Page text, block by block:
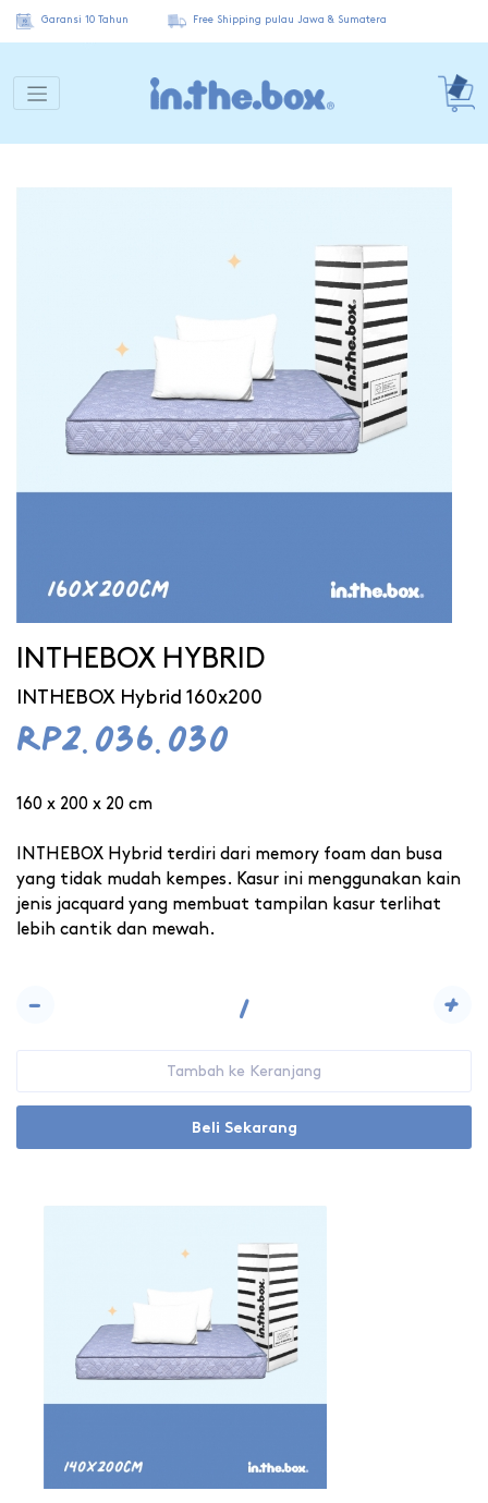
Garansi 10 Tahun Free Shipping pulau Jawa & Sumatera
INTHEBOX HYBRID
INTHEBOX Hybrid 160x200
Rp2.036.030
160 x 200 x 20 cm
INTHEBOX Hybrid terdiri dari memory foam dan busa
yang tidak mudah kempes. Kasur ini menggunakan kain
jenis jacquard yang membuat tampilan kasur terlihat
lebih cantik dan mewah.
- +
Tambah ke Keranjang
Beli Sekarang